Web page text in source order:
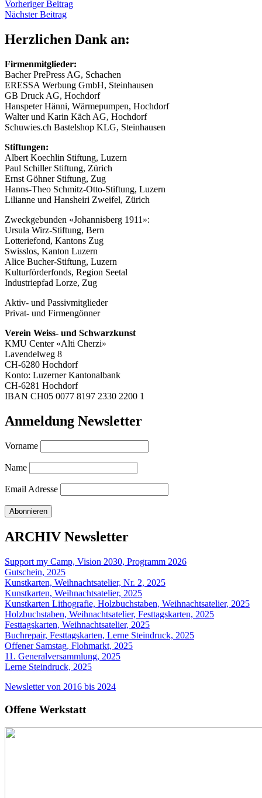
Beitragsnavigation
Vorheriger BeitragVorheriger
Nächster BeitragNächster
Herzlichen Dank an:
Firmenmitglieder:
Bacher PrePress AG, Schachen
ERESSA Werbung GmbH, Steinhausen
GB Druck AG, Hochdorf
Hanspeter Hänni, Wärmepumpen, Hochdorf
Walter und Karin Käch AG, Hochdorf
Schuwies.ch Bastelshop KLG, Steinhausen
Stiftungen:
Albert Koechlin Stiftung, Luzern
Paul Schiller Stiftung, Zürich
Ernst Göhner Stiftung, Zug
Hanns-Theo Schmitz-Otto-Stiftung, Luzern
Lilianne und Hansheiri Zweifel, Zürich
Zweckgebunden «Johannisberg 1911»:
Ursula Wirz-Stiftung, Bern
Lotteriefond, Kantons Zug
Swisslos, Kanton Luzern
Alice Bucher-Stiftung, Luzern
Kulturförderfonds, Region Seetal
Industriepfad Lorze, Zug
Aktiv- und Passivmitglieder
Privat- und Firmengönner
Verein Weiss- und Schwarzkunst
KMU Center «Alti Cherzi»
Lavendelweg 8
CH-6280 Hochdorf
Konto: Luzerner Kantonalbank
CH-6281 Hochdorf
IBAN CH05 0077 8197 2330 2200 1
Anmeldung Newsletter
Vorname
Name
Email Adresse
ARCHIV Newsletter
Support my Camp, Vision 2030, Programm 2026
Gutschein, 2025
Kunstkarten, Weihnachtsatelier, Nr. 2, 2025
Kunstkarten, Weihnachtsatelier, 2025
Kunstkarten Lithografie, Holzbuchstaben, Weihnachtsatelier, 2025
Holzbuchstaben, Weihnachtsatelier, Festtagskarten, 2025
Festtagskarten, Weihnachtsatelier, 2025
Buchrepair, Festtagskarten, Lerne Steindruck, 2025
Offener Samstag, Flohmarkt, 2025
11. Generalversammlung, 2025
Lerne Steindruck, 2025
Newsletter von 2016 bis 2024
Offene Werkstatt